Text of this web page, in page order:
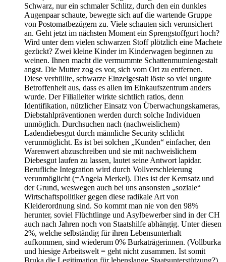
Schwarz, nur ein schmaler Schlitz, durch den ein dunkles
Augenpaar schaute, bewegte sich auf die wartende Gruppe
von Postomatbezügern zu. Viele schauten sich verunsichert
an. Geht jetzt im nächsten Moment ein Sprengstoffgurt hoch?
Wird unter dem vielen schwarzen Stoff plötzlich eine Machete
gezückt? Zwei kleine Kinder im Kinderwagen beginnen zu
weinen. Ihnen macht die vermummte Schattenmumiengestalt
angst. Die Mutter zog es vor, sich vom Ort zu entfernen.
Diese verhüllte, schwarze Einzelgestalt löste so viel ungute
Betroffenheit aus, dass es allen im Einkaufszentrum anders
wurde. Der Filialleiter wirkte sichtlich ratlos, denn
Identifikation, nützlicher Einsatz von Überwachungskameras,
Diebstahlpräventionen werden durch solche Individuen
unmöglich. Durchsuchen nach (nachweislichem)
Ladendiebesgut durch männliche Security schlicht
verunmöglicht. Es ist bei solchen „Kunden“ einfacher, den
Warenwert abzuschreiben und sie mit nachweislichem
Diebesgut laufen zu lassen, lautet seine Antwort lapidar.
Berufliche Integration wird durch Vollverschleierung
verunmöglicht (=Angela Merkel). Dies ist der Kernsatz und
der Grund, weswegen auch bei uns ansonsten „soziale“
Wirtschaftspolitiker gegen diese radikale Art von
Kleiderordnung sind. So kommt man nie von den 98%
herunter, soviel Flüchtlinge und Asylbewerber sind in der CH
auch nach Jahren noch von Staatshilfe abhängig. Unter diesen
2%, welche selbständig für ihren Lebensunterhalt
aufkommen, sind wiederum 0% Burkaträgerinnen. (Vollburka
und hiesige Arbeitswelt = geht nicht zusammen. Ist somit